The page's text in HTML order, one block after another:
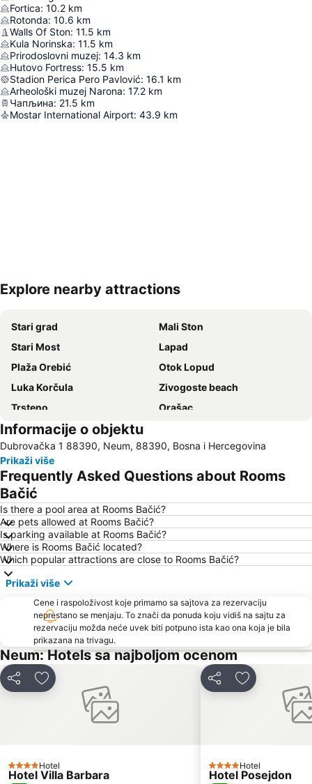
Fortica: 10.2 km
Rotonda: 10.6 km
Walls Of Ston: 11.5 km
Kula Norinska: 11.5 km
Prirodoslovni muzej: 14.3 km
Hutovo Fortress: 15.5 km
Stadion Perica Pero Pavlović: 16.1 km
Arheološki muzej Narona: 17.2 km
Чапљина: 21.5 km
Mostar International Airport: 43.9 km
Explore nearby attractions
Stari grad
Mali Ston
Stari Most
Lapad
Plaža Orebić
Otok Lopud
Luka Korčula
Zivogoste beach
Trsteno
Orašac
Parco Nazionale nell'isola di Mljet
Koločep
Gradski stadion Lapad
Šipanska Luka
Zaostrog
Badija
Mostar Airport
Mokošica
Neretva
Donje Obuljeno
Gruž
Informacije o objektu
Dubrovačka 1 88390, Neum, 88390, Bosna i Hercegovina
Prikaži više
Frequently Asked Questions about Rooms
Bačić
Is there a pool area at Rooms Bačić?
Are pets allowed at Rooms Bačić?
Is parking available at Rooms Bačić?
Where is Rooms Bačić located?
Which popular attractions are close to Rooms Bačić?
Prikaži više
Cene i raspoloživost koje primamo sa sajtova za rezervaciju
neprestano se menjaju. To znači da ponuda koju vidiš na sajtu za
rezervaciju možda neće uvek biti potpuno ista kao ona koja je bila
prikazana na trivagu.
Neum: Hotels sa najboljom ocenom
Deli Dodati u favorite
4 Zvezdice
Hotel
Hotel Villa Barbara
Deli Dodati u
4 Zvezdice
Hotel
Hotel Posejdon